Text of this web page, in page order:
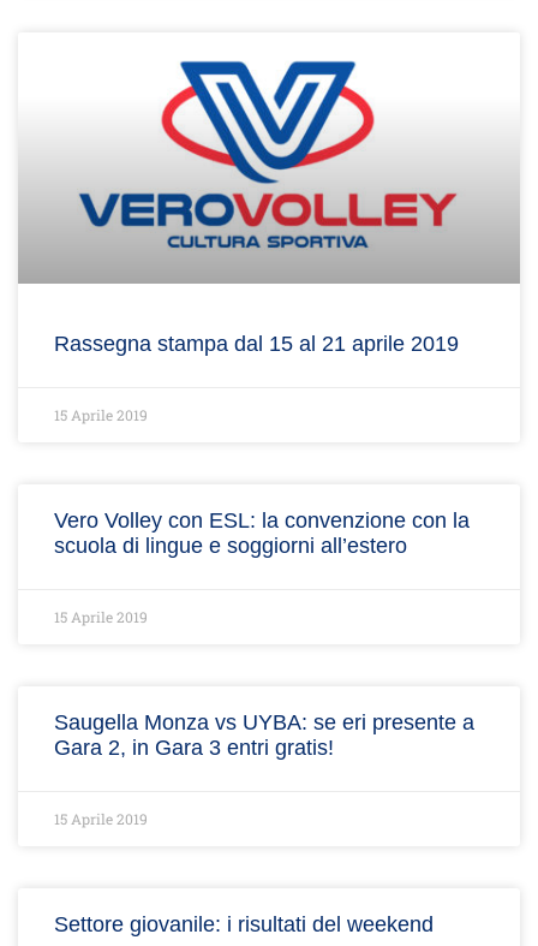
Rassegna stampa dal 15 al 21 aprile 2019
15 Aprile 2019
Vero Volley con ESL: la convenzione con la
scuola di lingue e soggiorni all’estero
15 Aprile 2019
Saugella Monza vs UYBA: se eri presente a
Gara 2, in Gara 3 entri gratis!
15 Aprile 2019
Settore giovanile: i risultati del weekend